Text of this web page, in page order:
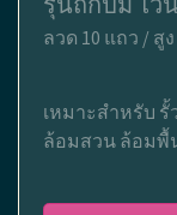
ลวด 10 แถว / สู
เหมาะสำหรับ
ล้อมสวน ล้อมพื้